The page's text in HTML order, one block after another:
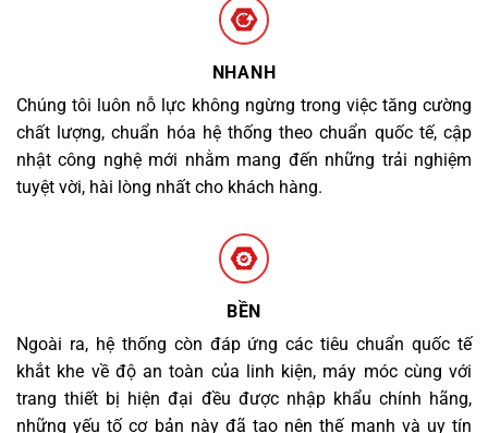
NHANH
Chúng tôi luôn nỗ lực không ngừng trong việc tăng cường
chất lượng, chuẩn hóa hệ thống theo chuẩn quốc tế, cập
nhật công nghệ mới nhằm mang đến những trải nghiệm
tuyệt vời, hài lòng nhất cho khách hàng.
BỀN
Ngoài ra, hệ thống còn đáp ứng các tiêu chuẩn quốc tế
khắt khe về độ an toàn của linh kiện, máy móc cùng với
trang thiết bị hiện đại đều được nhập khẩu chính hãng,
những yếu tố cơ bản này đã tạo nên thế mạnh và uy tín